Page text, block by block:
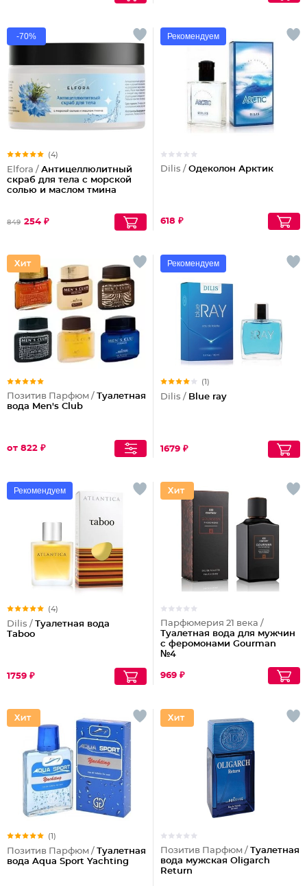
-70%
(4)
Elfora / Антицеллюлитный
скраб для тела с морской
солью и маслом тмина
849 254 ₽
Рекомендуем
Dilis / Одеколон Арктик
618 ₽
Позитив Парфюм / Туалетная
вода Men's Club
от 822 ₽
Рекомендуем
(1)
Dilis / Blue ray
1679 ₽
Рекомендуем
(4)
Dilis / Туалетная вода
Taboo
1759 ₽
Парфюмерия 21 века /
Туалетная вода для мужчин
с феромонами Gourman
№4
969 ₽
(1)
Позитив Парфюм / Туалетная
вода Aqua Sport Yachting
Позитив Парфюм / Туалетная
вода мужская Oligarch
Return